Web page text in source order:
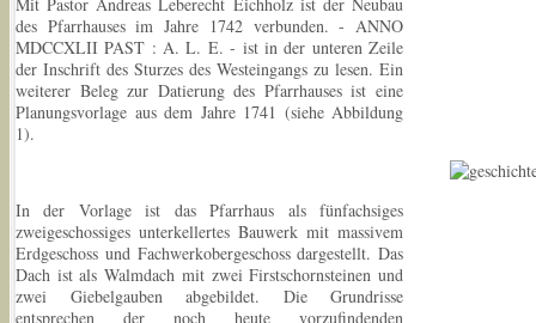
des Pfarrhauses im Jahre 1742 verbunden. - ANNO
MDCCXLII PAST : A. L. E. - ist in der unteren Zeile
der Inschrift des Sturzes des Westeingangs zu lesen. Ein
weiterer Beleg zur Datierung des Pfarrhauses ist eine
Planungsvorlage aus dem Jahre 1741 (siehe Abbildung
1).
In der Vorlage ist das Pfarrhaus als fünfachsiges
zweigeschossiges unterkellertes Bauwerk mit massivem
Erdgeschoss und Fachwerkobergeschoss dargestellt. Das
Dach ist als Walmdach mit zwei Firstschornsteinen und
zwei Giebelgauben abgebildet. Die Grundrisse
entsprechen der noch heute vorzufindenden